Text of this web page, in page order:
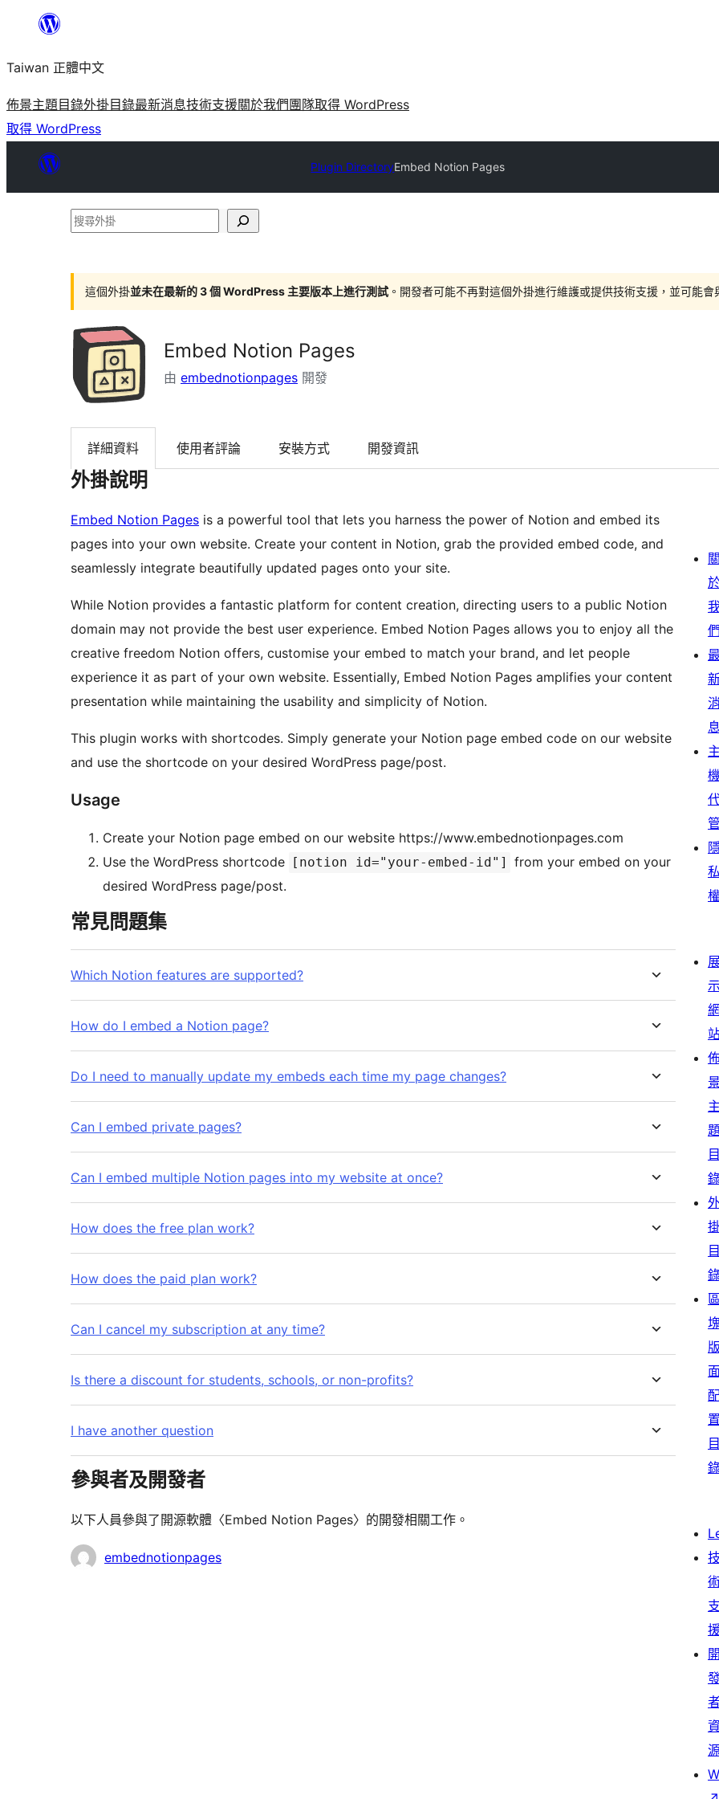
主
要
內
容
Taiwan 正體中文
佈景主題目錄外掛目錄最新消息技術支援關於我們 團隊取得 WordPress
取得 WordPress
Plugin DirectoryEmbed Notion Pages
搜
這個外掛並未在最新的 3 個 WordPress 主要版本上進行測試 。開發者可能不再對這個外掛進行維護或提供技術支援，並可能
Embed Notion Pages
由 embednotionpages 開發
詳細資料 使用者評論 安裝方式 開發資訊
外掛說明
Embed Notion Pages is a powerful tool that lets you harness the power of Notion and embed its
pages into your own website. Create your content in Notion, grab the provided embed code, and
seamlessly integrate beautifully updated pages onto your site.
While Notion provides a fantastic platform for content creation, directing users to a public Notion
domain may not provide the best user experience. Embed Notion Pages allows you to enjoy all the
creative freedom Notion offers, customise your embed to match your brand, and let people
experience it as part of your own website. Essentially, Embed Notion Pages amplifies your content
presentation while maintaining the usability and simplicity of Notion.
This plugin works with shortcodes. Simply generate your Notion page embed code on our website
and use the shortcode on your desired WordPress page/post.
Usage
Create your Notion page embed on our website https://www.embednotionpages.com
Use the WordPress shortcode
[notion id="your-embed-id"]
from your embed on your
desired WordPress page/post.
常見問題集
Which Notion features are supported?
How do I embed a Notion page?
Do I need to manually update my embeds each time my page changes?
Can I embed private pages?
Can I embed multiple Notion pages into my website at once?
How does the free plan work?
How does the paid plan work?
Can I cancel my subscription at any time?
Is there a discount for students, schools, or non-profits?
I have another question
參與者及開發者
以下人員參與了開源軟體〈Embed Notion Pages〉的開發相關工作。
參
embednotionpages
關
們
最
消
息
主
私
網
景
主
目
目
區
版
置
目
技
支
開
資